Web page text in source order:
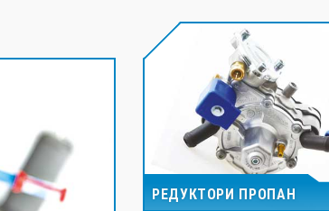
РЕДУКТОРИ ПРОПАН